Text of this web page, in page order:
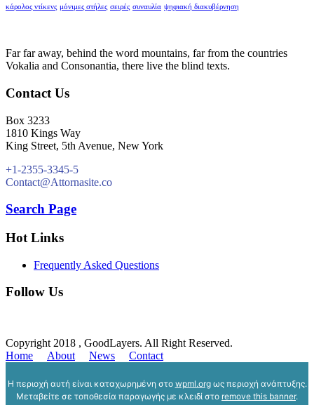
κάρολος ντίκενς μόνιμες στήλες σειρές συναυλία ψηφιακή διακυβέρνηση
Far far away, behind the word mountains, far from the countries
Vokalia and Consonantia, there live the blind texts.
Contact Us
Box 3233
1810 Kings Way
King Street, 5th Avenue, New York
+1-2355-3345-5
Contact@Attornasite.co
Search Page
Hot Links
Frequently Asked Questions
Follow Us
Copyright 2018 , GoodLayers. All Right Reserved.
Home
About News Contact
Η περιοχή αυτή είναι καταχωρημένη στο wpml.orgως περιοχή ανάπτυξης.
Μεταβείτε σε τοποθεσία παραγωγής με κλειδί στο remove this banner.